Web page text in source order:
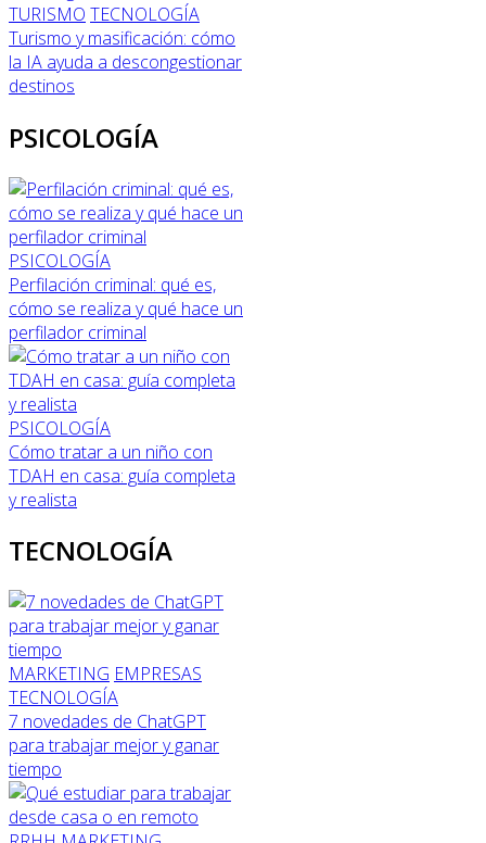
TURISMO TECNOLOGÍA
Turismo y masificación: cómo
la IA ayuda a descongestionar
destinos
PSICOLOGÍA
PSICOLOGÍA
Perfilación criminal: qué es,
cómo se realiza y qué hace un
perfilador criminal
PSICOLOGÍA
Cómo tratar a un niño con
TDAH en casa: guía completa
y realista
TECNOLOGÍA
MARKETING EMPRESAS
TECNOLOGÍA
7 novedades de ChatGPT
para trabajar mejor y ganar
tiempo